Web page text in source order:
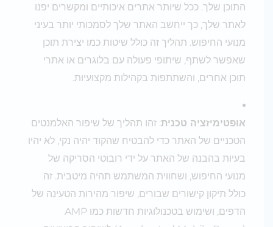
התוכן שלך. ככל שיותר אתרים איכותיים ומקשרים יפנו
לאתר שלך, כך ייחשב האתר שלך לסמכותי יותר בעיני
מנועי החיפוש. תהליך זה כולל שיטות כמו יצירת תוכן
שאפשר לשתף, שיתופי פעולה עם בלוגרים או אתרי
תוכן אחרים, והשתתפות בקהילות מקצועיות.
אופטימיזציה טכנית: זהו תהליך של שיפור האלמנטים
הטכניים של האתר כדי להבטיח שהקוד יהיה נקי, לא יהיו
בעיות בהבנה של האתר על ידי רובוטי הסריקה של
מנועי החיפוש, ושחווית המשתמש תהיה מיטבית. זה
כולל תיקון קישורים שבורים, שיפור מהירות הטעינה של
הדפים, ושימוש בטכנולוגיות חדשות כמו AMP